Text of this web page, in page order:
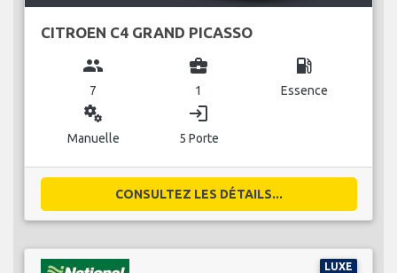
CITROEN C4 GRAND PICASSO
group
7
business_center
1
local_gas_station
Essence
miscellaneous_services
Manuelle
login
5 Porte
CONSULTEZ LES DÉTAILS...
LUXE